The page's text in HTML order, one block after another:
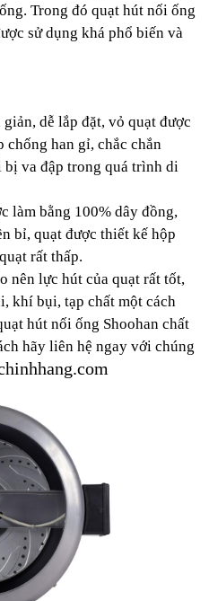
Trong đó quạt hút nối ống
sử dụng khá phổ biến và
dễ lắp đặt, vỏ quạt được
chống han gỉ, chắc chắn
va đập trong quá trình di
làm bằng 100% dây đồng,
bỉ, quạt được thiết kế hộp
rất thấp.
nên lực hút của quạt rất tốt,
khí bụi, tạp chất một cách
hút nối ống Shoohan chất
hãy liên hệ ngay với chúng